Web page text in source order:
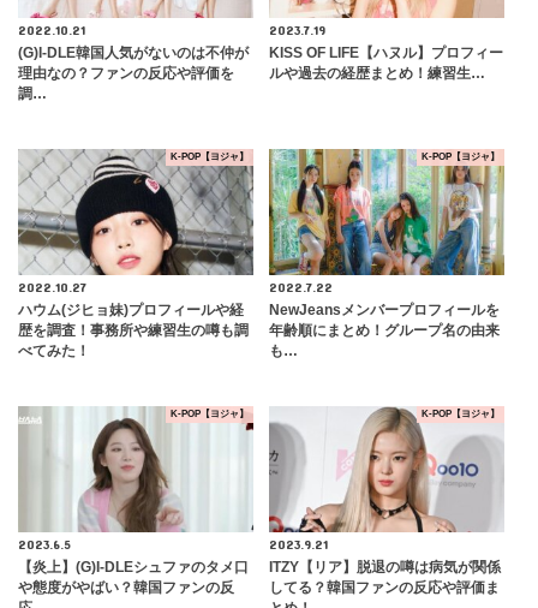
2022.10.21
(G)I-DLE韓国人気がないのは不仲が
理由なの？ファンの反応や評価を
調…
2023.7.19
KISS OF LIFE【ハヌル】プロフィー
ルや過去の経歴まとめ！練習生…
K-POP【ヨジャ】
2022.10.27
ハウム(ジヒョ妹)プロフィールや経
歴を調査！事務所や練習生の噂も調
べてみた！
K-POP【ヨジャ】
2022.7.22
NewJeansメンバープロフィールを
年齢順にまとめ！グループ名の由来
も…
K-POP【ヨジャ】
2023.6.5
【炎上】(G)I-DLEシュファのタメ口
や態度がやばい？韓国ファンの反
K-POP【ヨジャ】
2023.9.21
ITZY【リア】脱退の噂は病気が関係
してる？韓国ファンの反応や評価ま